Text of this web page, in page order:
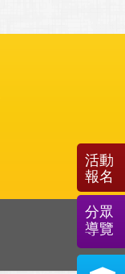
活動
報名
分眾
導覽